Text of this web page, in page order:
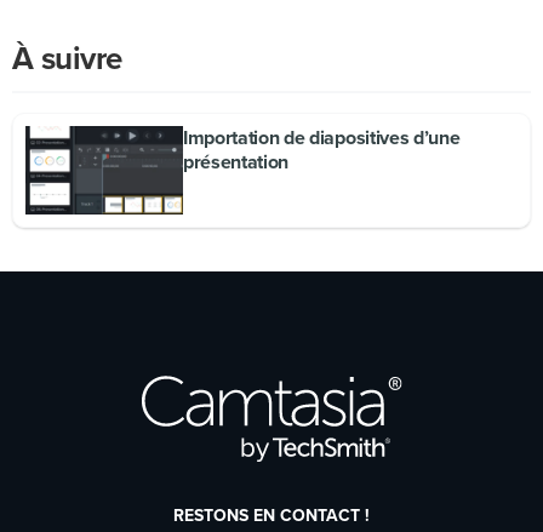
À suivre
Importation de diapositives d’une
présentation
RESTONS EN CONTACT !